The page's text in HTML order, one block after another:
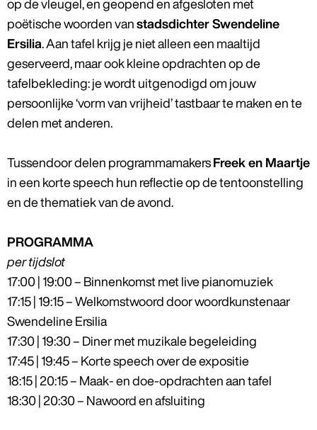
op de vleugel, en geopend en afgesloten met
poëtische woorden van stadsdichter Swendeline
Ersilia . Aan tafel krijg je niet alleen een maaltijd
geserveerd, maar ook kleine opdrachten op de
tafelbekleding: je wordt uitgenodigd om jouw
persoonlijke ‘vorm van vrijheid’ tastbaar te maken en te
delen met anderen.
Tussendoor delen programmamakers Freek en Maartje
in een korte speech hun reflectie op de tentoonstelling
en de thematiek van de avond.
PROGRAMMA
per tijdslot
17:00 | 19:00 – Binnenkomst met live pianomuziek
17:15 | 19:15 – Welkomstwoord door woordkunstenaar
Swendeline Ersilia
17:30 | 19:30 – Diner met muzikale begeleiding
17:45 | 19:45 – Korte speech over de expositie
18:15 | 20:15 – Maak- en doe-opdrachten aan tafel
18:30 | 20:30 – Nawoord en afsluiting